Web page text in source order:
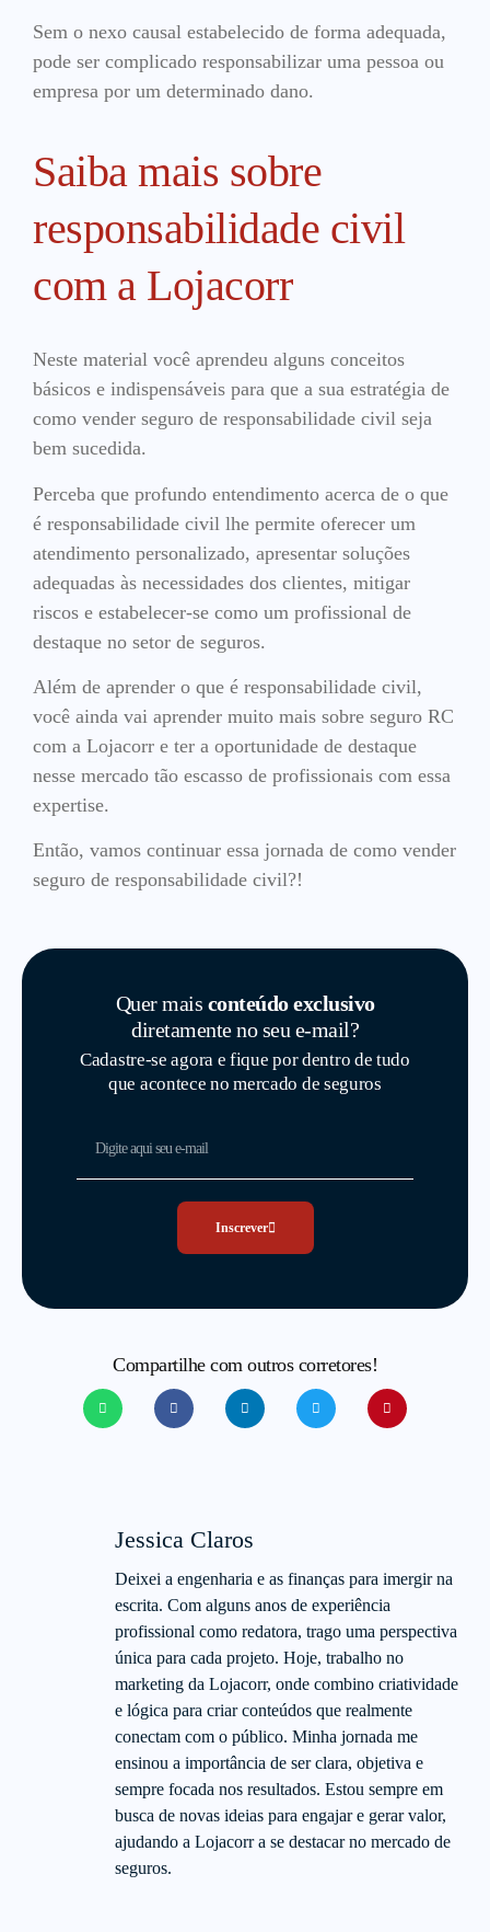
Sem o nexo causal estabelecido de forma adequada,
pode ser complicado responsabilizar uma pessoa ou
empresa por um determinado dano.
Saiba mais sobre
responsabilidade civil
com a Lojacorr
Neste material você aprendeu alguns conceitos
básicos e indispensáveis para que a sua estratégia de
como vender seguro de responsabilidade civil seja
bem sucedida.
Perceba que profundo entendimento acerca de o que
é responsabilidade civil lhe permite oferecer um
atendimento personalizado, apresentar soluções
adequadas às necessidades dos clientes, mitigar
riscos e estabelecer-se como um profissional de
destaque no setor de seguros.
Além de aprender o que é responsabilidade civil,
você ainda vai aprender muito mais sobre seguro RC
com a Lojacorr e ter a oportunidade de destaque
nesse mercado tão escasso de profissionais com essa
expertise.
Então, vamos continuar essa jornada de como vender
seguro de responsabilidade civil?!
Quer mais conteúdo exclusivo
diretamente no seu e-mail?
Cadastre-se agora e fique por dentro de tudo
que acontece no mercado de seguros
Inscrever
Compartilhe com outros corretores!
Jessica Claros
Deixei a engenharia e as finanças para imergir na
escrita. Com alguns anos de experiência
profissional como redatora, trago uma perspectiva
única para cada projeto. Hoje, trabalho no
marketing da Lojacorr, onde combino criatividade
e lógica para criar conteúdos que realmente
conectam com o público. Minha jornada me
ensinou a importância de ser clara, objetiva e
sempre focada nos resultados. Estou sempre em
busca de novas ideias para engajar e gerar valor,
ajudando a Lojacorr a se destacar no mercado de
seguros.